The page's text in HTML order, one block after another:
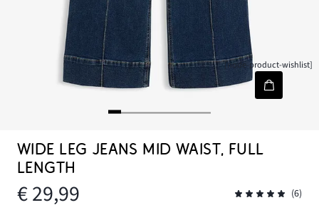
[node-product-wishlist]
WIDE LEG JEANS MID WAIST, FULL
LENGTH
€ 29,99
(6)